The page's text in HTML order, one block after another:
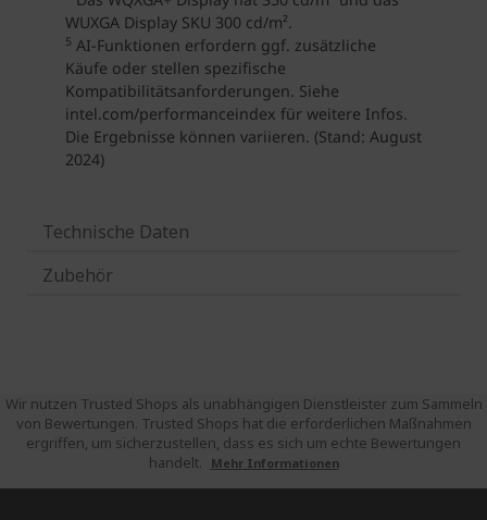
Technische Daten
Zubehör
Wir nutzen Trusted Shops als unabhängigen Dienstleister zum Sammeln
von Bewertungen. Trusted Shops hat die erforderlichen Maßnahmen
ergriffen, um sicherzustellen, dass es sich um echte Bewertungen
handelt.
Mehr Informationen